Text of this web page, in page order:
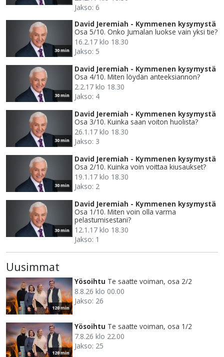
Jakso: 6
30 min
David Jeremiah - Kymmenen kysymystä
Osa 5/10. Onko Jumalan luokse vain yksi tie?
16.2.17 klo 18.30
Jakso: 5
30 min
David Jeremiah - Kymmenen kysymystä
Osa 4/10. Miten löydän anteeksiannon?
2.2.17 klo 18.30
Jakso: 4
30 min
David Jeremiah - Kymmenen kysymystä
Osa 3/10. Kuinka saan voiton huolista?
26.1.17 klo 18.30
Jakso: 3
30 min
David Jeremiah - Kymmenen kysymystä
Osa 2/10. Kuinka voin voittaa kiusaukset?
19.1.17 klo 18.30
Jakso: 2
30 min
David Jeremiah - Kymmenen kysymystä
Osa 1/10. Miten voin olla varma
pelastumisestani?
12.1.17 klo 18.30
Jakso: 1
Uusimmat
120 min
Yösoihtu Te saatte voiman, osa 2/2
8.8.26 klo 00.00
Jakso: 26
120 min
Yösoihtu Te saatte voiman, osa 1/2
7.8.26 klo 22.00
Jakso: 25